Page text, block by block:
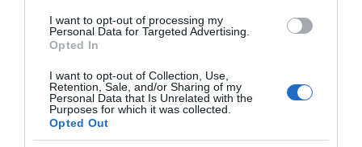
I want to opt-out of processing my
Personal Data for Targeted Advertising.
Opted In
I want to opt-out of Collection, Use,
Retention, Sale, and/or Sharing of my
Personal Data that Is Unrelated with the
Purposes for which it was collected.
Opted Out
felé fordult: a Reggeli állandó műsorvezetője lett, 2025
májusától pedig a Fókusz Plusz házigazdájaként is
az Álarcos énekesben, a Sztárboxban, és győztesként
távozott az Az Árulók – Gyilkosság a kastélyban első
évadából.
Nevéhez fűződik a „Nincs időm olvasni” kihívás, amely a